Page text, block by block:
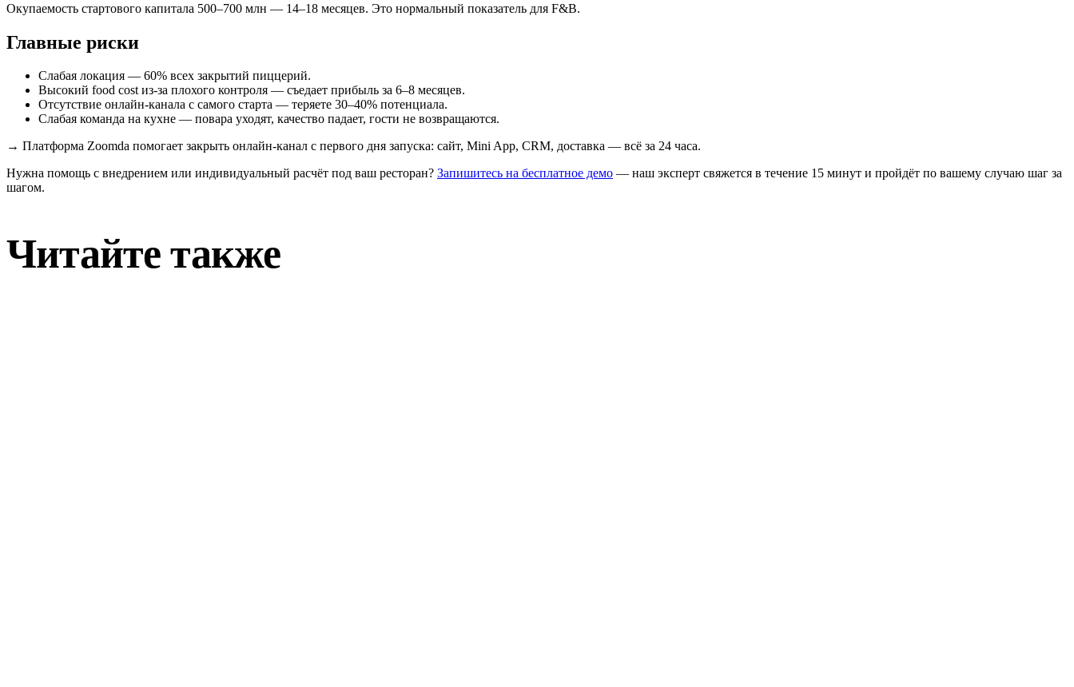
Окупаемость стартового капитала 500–700 млн — 14–18 месяцев. Это нормальный показатель для F&B.
Главные риски
Слабая локация — 60% всех закрытий пиццерий.
Высокий food cost из-за плохого контроля — съедает прибыль за 6–8 месяцев.
Отсутствие онлайн-канала с самого старта — теряете 30–40% потенциала.
Слабая команда на кухне — повара уходят, качество падает, гости не возвращаются.
→ Платформа Zoomda помогает закрыть онлайн-канал с первого дня запуска: сайт, Mini App, CRM, доставка — всё за 24 часа.
Нужна помощь с внедрением или индивидуальный расчёт под ваш ресторан? Запишитесь на бесплатное демо — наш эксперт свяжется в течение 15 минут и пройдёт по вашему случаю шаг за
шагом.
Читайте также